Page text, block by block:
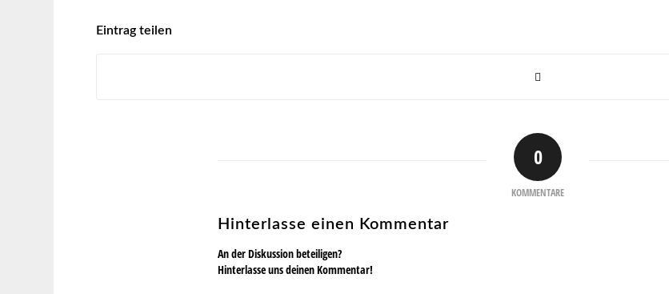
Eintrag teilen
0
KOMMENTARE
Hinterlasse einen Kommentar
An der Diskussion beteiligen?
Hinterlasse uns deinen Kommentar!